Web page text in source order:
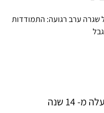
שגרה ערב רגועה: התמודדות
14 שנה